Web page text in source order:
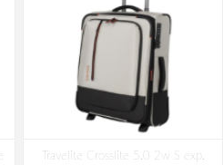
Travelite Crosslite 5.0 2w S exp.